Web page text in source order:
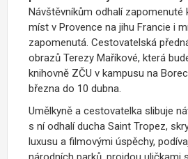
Návštěvníkům odhalí zapomenuté
míst v Provence na jihu Francie i
zapomenutá. Cestovatelská
obrazů Terezy Maříkové, která
knihovně ZČU v kampusu na
března do 10 dubna.
Umělkyně a cestovatelka slibuje
s ní odhalí ducha Saint Tropez,
luxusu a filmovými úspěchy,